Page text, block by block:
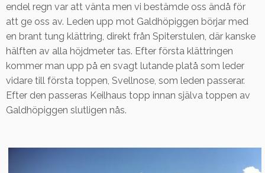
endel regn var att vänta men vi bestämde oss ändå för
att ge oss av. Leden upp mot Galdhöpiggen börjar med
en brant tung klättring, direkt från Spiterstulen, där kanske
hälften av alla höjdmeter tas. Efter första klättringen
kommer man upp på en svagt lutande platå som leder
vidare till första toppen, Svellnose, som leden passerar.
Efter den passeras Keilhaus topp innan själva toppen av
Galdhöpiggen slutligen nås.